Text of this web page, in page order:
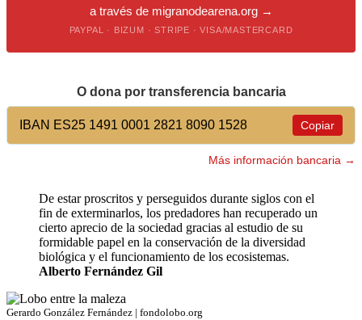
a través de migranodearena.org →
PAYPAL · BIZUM · STRIPE · VISA/MASTERCARD
O dona por transferencia bancaria
IBAN ES25 1491 0001 2821 8090 1528 Copiar
Más información bancaria →
De estar proscritos y perseguidos durante siglos con el
fin de exterminarlos, los predadores han recuperado un
cierto aprecio de la sociedad gracias al estudio de su
formidable papel en la conservación de la diversidad
biológica y el funcionamiento de los ecosistemas.
Alberto Fernández Gil
Gerardo González Fernández | fondolobo.org